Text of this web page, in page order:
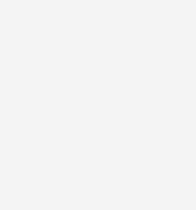
beim
(IB) e.V.
Rudolf
Badisches Rotes
Ökologisches
Bildung